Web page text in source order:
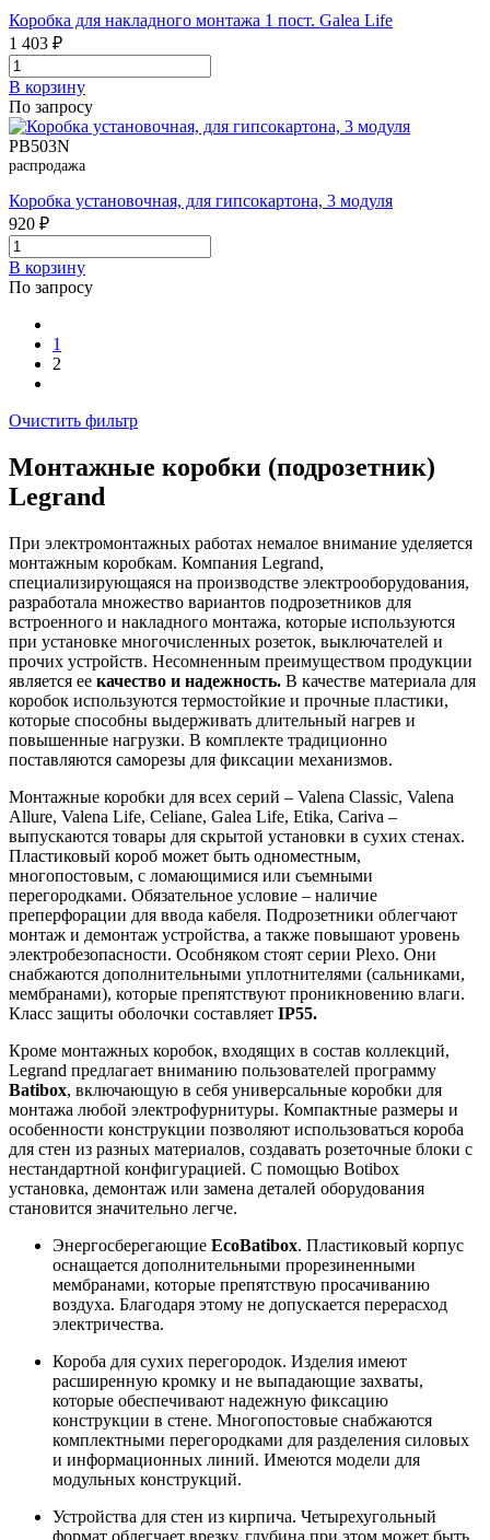
Коробка для накладного монтажа 1 пост. Galea Life
1 403 ₽
В корзинy
По запросу
PB503N
распродажа
Коробка установочная, для гипсокартона, 3 модуля
920 ₽
В корзинy
По запросу
1
2
Очистить фильтр
Монтажные коробки (подрозетник)
Legrand
При электромонтажных работах немалое внимание уделяется
монтажным коробкам. Компания Legrand,
специализирующаяся на производстве электрооборудования,
разработала множество вариантов подрозетников для
встроенного и накладного монтажа, которые используются
при установке многочисленных розеток, выключателей и
прочих устройств. Несомненным преимуществом продукции
является ее качество и надежность. В качестве материала для
коробок используются термостойкие и прочные пластики,
которые способны выдерживать длительный нагрев и
повышенные нагрузки. В комплекте традиционно
поставляются саморезы для фиксации механизмов.
Монтажные коробки для всех серий – Valena Classic, Valena
Allure, Valena Life, Celiane, Galea Life, Etika, Cariva –
выпускаются товары для скрытой установки в сухих стенах.
Пластиковый короб может быть одноместным,
многопостовым, с ломающимися или съемными
перегородками. Обязательное условие – наличие
преперфорации для ввода кабеля. Подрозетники облегчают
монтаж и демонтаж устройства, а также повышают уровень
электробезопасности. Особняком стоят серии Plexo. Они
снабжаются дополнительными уплотнителями (сальниками,
мембранами), которые препятствуют проникновению влаги.
Класс защиты оболочки составляет IP55.
Кроме монтажных коробок, входящих в состав коллекций,
Legrand предлагает вниманию пользователей программу
Batibox, включающую в себя универсальные коробки для
монтажа любой электрофурнитуры. Компактные размеры и
особенности конструкции позволяют использоваться короба
для стен из разных материалов, создавать розеточные блоки с
нестандартной конфигурацией. С помощью Botibox
установка, демонтаж или замена деталей оборудования
становится значительно легче.
Энергосберегающие EcoBatibox. Пластиковый корпус
оснащается дополнительными прорезиненными
мембранами, которые препятствую просачиванию
воздуха. Благодаря этому не допускается перерасход
электричества.
Короба для сухих перегородок. Изделия имеют
расширенную кромку и не выпадающие захваты,
которые обеспечивают надежную фиксацию
конструкции в стене. Многопостовые снабжаются
комплектными перегородками для разделения силовых
и информационных линий. Имеются модели для
модульных конструкций.
Устройства для стен из кирпича. Четырехугольный
формат облегчает врезку, глубина при этом может быть